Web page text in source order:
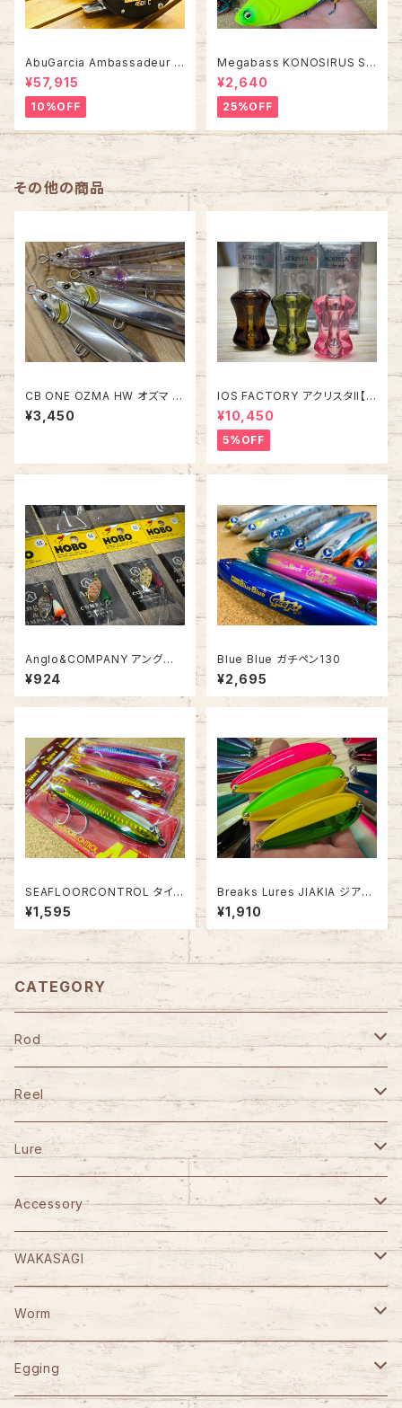
AbuGarcia Ambassadeur 4
501C FACTORY TUNED アン
バサダー ファクトリーチューン
¥57,915
10%OFF
Megabass KONOSIRUS S
WIMMER コノシラススイマー
¥2,640
25%OFF
その他の商品
CB ONE OZMA HW オズマ 1
8cm【新色】
¥3,450
IOS FACTORY アクリスタII【タ
イプA】
¥10,450
5%OFF
Anglo&COMPANY アングロ&
カンパニー HOBO SPINNER
5.5g
¥924
Blue Blue ガチペン130
¥2,695
SEAFLOORCONTROL タイ
ベイト 100g
¥1,595
Breaks Lures JIAKIA ジアキ
ア45SC【2025グローカラー】
¥1,910
CATEGORY
Rod
TULALA
Fishman
Abu Garcia
D-3 Custom Lure's
Jet Slow
VARIVAS
Reel
DAIWA
SHIMANO
Abu Garcia
SLP WORKS
STUDIO OCEAN MARK
Lure
GANCRAFT
D-3 Custom Lure's
WooDream
Arbor
ITO CRAFT
Accessory
STUDIO OCEAN MARK
HOOK REMOVER 130S
HOOK REMOVER 165S
CAPS
KAID
WAKASAGI
がまかつ
YGK
Worm
Berkley
Egging